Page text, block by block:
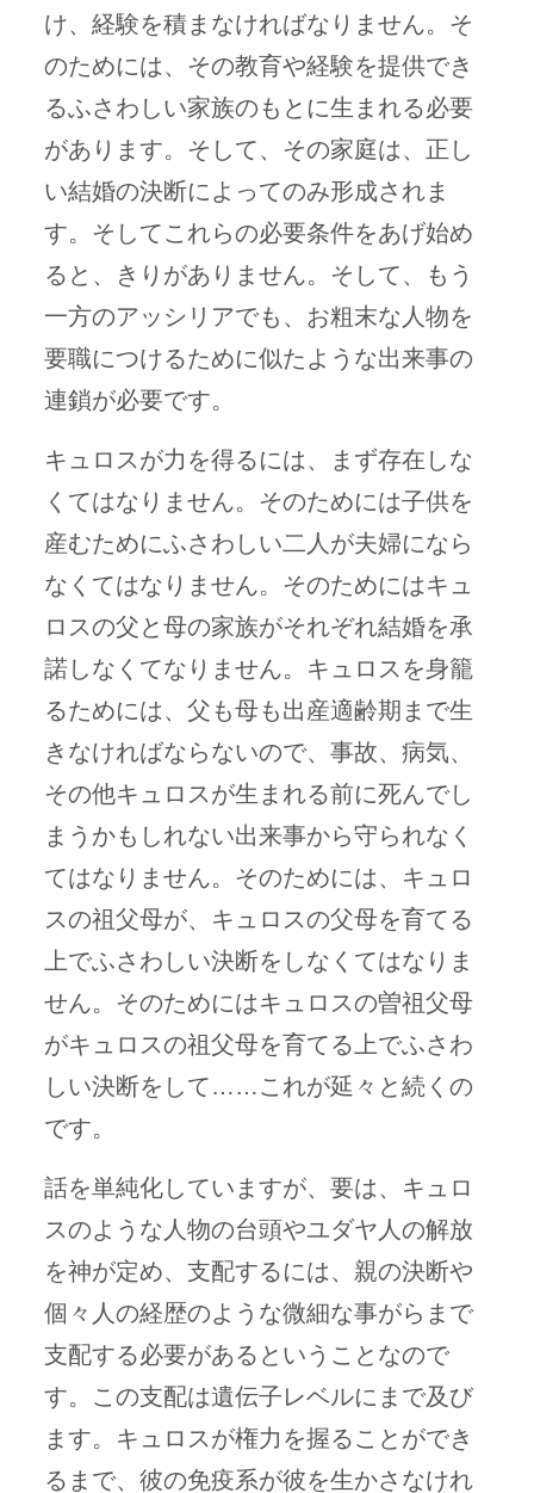
け、経験を積まなければなりません。そ
のためには、その教育や経験を提供でき
るふさわしい家族のもとに生まれる必要
があります。そして、その家庭は、正し
い結婚の決断によってのみ形成されま
す。そしてこれらの必要条件をあげ始め
ると、きりがありません。そして、もう
一方のアッシリアでも、お粗末な人物を
要職につけるために似たような出来事の
連鎖が必要です。
キュロスが力を得るには、まず存在しな
くてはなりません。そのためには子供を
産むためにふさわしい二人が夫婦になら
なくてはなりません。そのためにはキュ
ロスの父と母の家族がそれぞれ結婚を承
諾しなくてなりません。キュロスを身籠
るためには、父も母も出産適齢期まで生
きなければならないので、事故、病気、
その他キュロスが生まれる前に死んでし
まうかもしれない出来事から守られなく
てはなりません。そのためには、キュロ
スの祖父母が、キュロスの父母を育てる
上でふさわしい決断をしなくてはなりま
せん。そのためにはキュロスの曽祖父母
がキュロスの祖父母を育てる上でふさわ
しい決断をして……これが延々と続くの
です。
話を単純化していますが、要は、キュロ
スのような人物の台頭やユダヤ人の解放
を神が定め、支配するには、親の決断や
個々人の経歴のような微細な事がらまで
支配する必要があるということなので
す。この支配は遺伝子レベルにまで及び
ます。キュロスが権力を握ることができ
るまで、彼の免疫系が彼を生かさなけれ